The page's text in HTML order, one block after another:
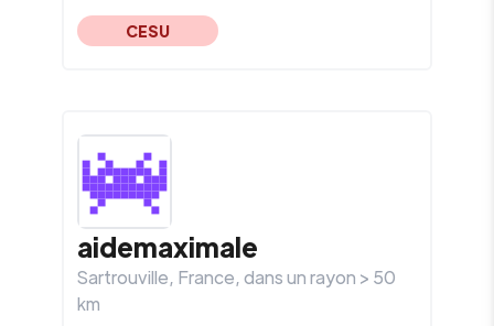
CESU
aidemaximale
Sartrouville, France, dans un rayon > 50
km